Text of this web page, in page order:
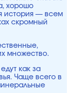
хорошо
история — всем
скромный
множество.
как за
Чаще всего в